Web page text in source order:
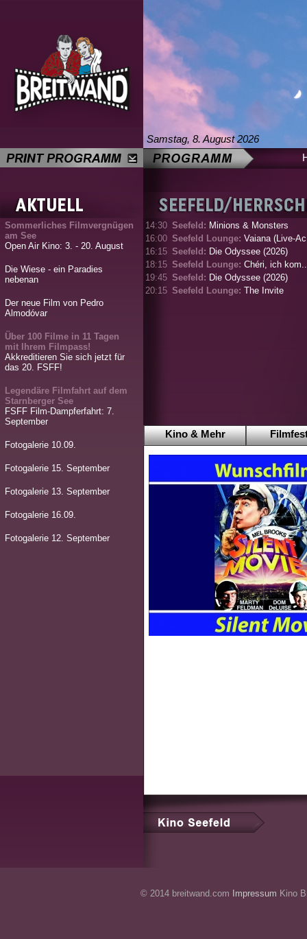
Samstag, 8. August 2026
Sommerliches Filmvergnügen
am See
Open Air Kino: 3. - 20. August
Die Wiese - ein Paradies
nebenan
Der neue Film von Pedro
Almodóvar
Über 100 Filme in 11 Tagen
mit Ihrem Filmpass!
Akkreditieren Sie sich jetzt für
das 20. FSFF!
Legendäre Filmfahrt auf dem
Starnberger See
FSFF Film-Dampferfahrt: 7.
September
Fotogalerie 10.09.
Fotogalerie 15. September
Fotogalerie 13. September
Fotogalerie 16.09.
Fotogalerie 12. September
14:30 Seefeld: Minions & Monsters
16:00 Seefeld Lounge: Vaiana (Live-
16:15 Seefeld: Die Odyssee (2026)
18:15 Seefeld Lounge: Chéri, ich
19:45 Seefeld: Die Odyssee (2026)
20:15 Seefeld Lounge: The Invite
Kino & Mehr
© 2014 breitwand.com Impressum Kino